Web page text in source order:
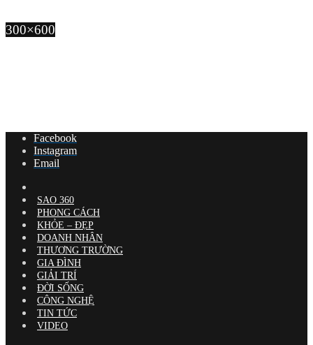
300×600
Facebook
Instagram
Email
SAO 360
PHONG CÁCH
KHỎE – ĐẸP
DOANH NHÂN
THƯƠNG TRƯỜNG
GIA ĐÌNH
GIẢI TRÍ
ĐỜI SỐNG
CÔNG NGHỆ
TIN TỨC
VIDEO